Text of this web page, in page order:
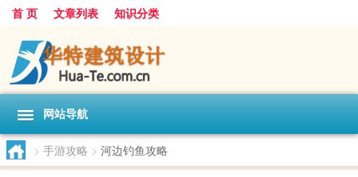
首 页 文章列表 知识分类
网站导航
> 手游攻略 > 河边钓鱼攻略